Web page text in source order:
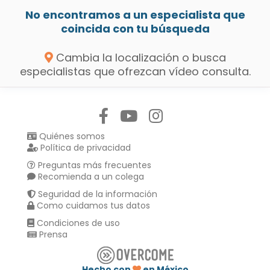
No encontramos a un especialista que
coincida con tu búsqueda
Cambia la localización o busca
especialistas que ofrezcan vídeo consulta.
Quiénes somos
Política de privacidad
Preguntas más frecuentes
Recomienda a un colega
Seguridad de la información
Como cuidamos tus datos
Condiciones de uso
Prensa